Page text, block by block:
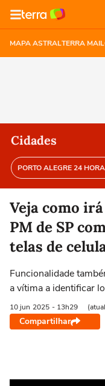
MAPA ASTRALTERRA MAIL
Cidades
PORTO ALEGRE 24
Veja como
PM de SP
telas de
Funcionalidade
a vítima a identificar
10 jun 2025 - 13h29
Compartilhar